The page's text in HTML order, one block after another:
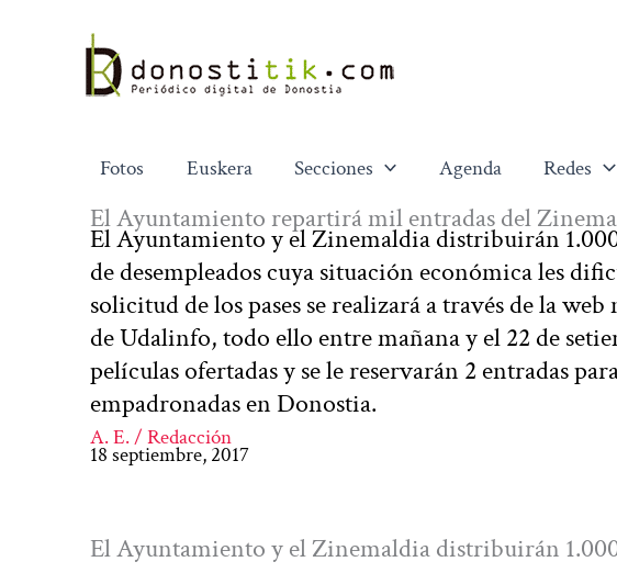
contenido
Fotos Euskera Secciones Agenda Redes
El Ayuntamiento repartirá mil entradas del
El Ayuntamiento y el Zinemaldia distribuirán
de desempleados cuya situación económica les
solicitud de los pases se realizará a través de la
de Udalinfo, todo ello entre mañana y el 22 de
películas ofertadas y se le reservarán 2 entradas
empadronadas en Donostia.
A. E. / Redacción
18 septiembre, 2017
El Ayuntamiento y el Zinemaldia distribuirán